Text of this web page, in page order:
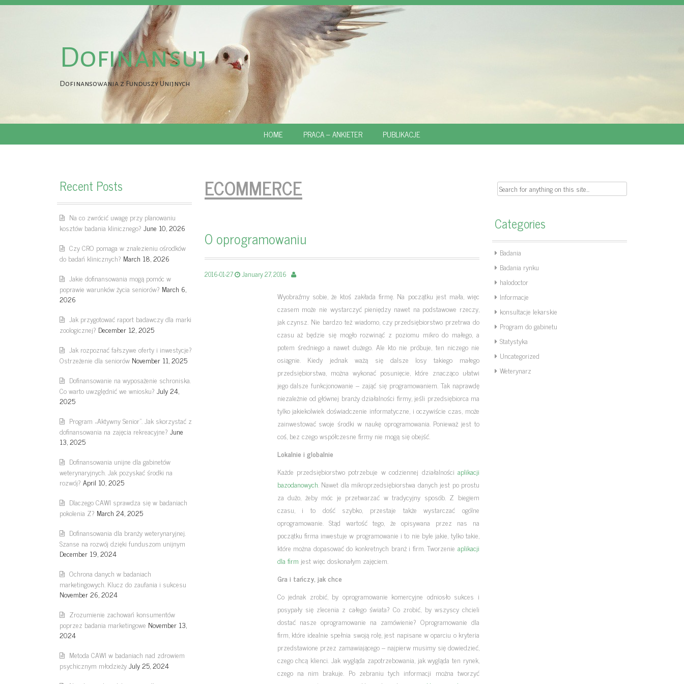
Dofinansuj
Dofinansowania z Funduszy Unijnych
SKIP
TO
HOME PRACA – ANKIETER PUBLIKACJE
Recent Posts
Na co zwrócić uwagę przy planowaniu
kosztów badania klinicznego? June 10, 2026
Czy CRO pomaga w znalezieniu ośrodków
do badań klinicznych? March 18, 2026
Jakie dofinansowania mogą pomóc w
poprawie warunków życia seniorów? March 6,
2026
Jak przygotować raport badawczy dla marki
zoologicznej? December 12, 2025
Jak rozpoznać fałszywe oferty i inwestycje?
Ostrzeżenie dla seniorów November 11, 2025
Dofinansowanie na wyposażenie schroniska.
Co warto uwzględnić we wniosku? July 24,
2025
Program „Aktywny Senior”. Jak skorzystać z
dofinansowania na zajęcia rekreacyjne? June
13, 2025
Dofinansowania unijne dla gabinetów
weterynaryjnych. Jak pozyskać środki na
rozwój? April 10, 2025
Dlaczego CAWI sprawdza się w badaniach
pokolenia Z? March 24, 2025
Dofinansowania dla branży weterynaryjnej.
Szanse na rozwój dzięki funduszom unijnym
December 19, 2024
Ochrona danych w badaniach
marketingowych. Klucz do zaufania i sukcesu
November 26, 2024
Zrozumienie zachowań konsumentów
poprzez badania marketingowe November 13,
2024
Metoda CAWI w badaniach nad zdrowiem
psychicznym młodzieżyJuly 25, 2024
ECOMMERCE
O oprogramowaniu
2016-01-27 January 27, 2016
Wyobraźmy sobie, że ktoś zakłada firmę. Na początku jest mała, więc
czasem może nie wystarczyć pieniędzy nawet na podstawowe rzeczy,
jak czynsz. Nie bardzo też wiadomo, czy przedsiębiorstwo przetrwa do
czasu aż będzie się mogło rozwinąć z poziomu mikro do małego, a
potem średniego a nawet dużego. Ale kto nie próbuje, ten niczego nie
osiągnie. Kiedy jednak ważą się dalsze losy takiego małego
przedsiębiorstwa, można wykonać posunięcie, które znacząco ułatwi
jego dalsze funkcjonowanie – zająć się programowaniem. Tak naprawdę
niezależnie od głównej branży działalności firmy, jeśli przedsiębiorca ma
tylko jakiekolwiek doświadczenie informatyczne, i oczywiście czas, może
zainwestować swoje środki w naukę oprogramowania. Ponieważ jest to
coś, bez czego współczesne firmy nie mogą się obejść.
Lokalnie i globalnie
Każde przedsiębiorstwo potrzebuje w codziennej działalności aplikacji
bazodanowych. Nawet dla mikroprzedsiębiorstwa danych jest po prostu
za dużo, żeby móc je przetwarzać w tradycyjny sposób. Z biegiem
czasu, i to dość szybko, przestaje także wystarczać ogólne
oprogramowanie. Stąd wartość tego, że opisywana przez nas na
początku firma inwestuje w programowanie i to nie byle jakie, tylko takie,
które można dopasować do konkretnych branż i firm. Tworzenie aplikacji
dla firm jest więc doskonałym zajęciem.
Gra i tańczy, jak chce
Co jednak zrobić, by oprogramowanie komercyjne odniosło sukces i
posypały się zlecenia z całego świata? Co zrobić, by wszyscy chcieli
dostać nasze oprogramowanie na zamówienie? Oprogramowanie dla
firm, które idealnie spełnia swoją rolę, jest napisane w oparciu o kryteria
przedstawione przez zamawiającego – najpierw musimy się dowiedzieć,
czego chcą klienci. Jak wygląda zapotrzebowania, jak wygląda ten rynek,
czego na nim brakuje. Po zebraniu tych informacji można tworzyć
Search
Categories
Badania
Badania rynku
halodoctor
Informacje
konsultacje lekarskie
Program do gabinetu
Statystyka
Uncategorized
Weterynarz